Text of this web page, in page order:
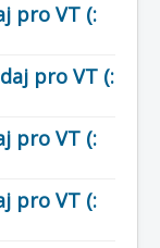
pro VT (:
pro VT (:
pro VT (:
pro VT (: